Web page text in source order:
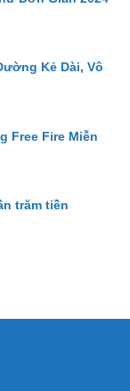
Kẻ Dài, Vô
Free Fire Miễn
trăm tiền